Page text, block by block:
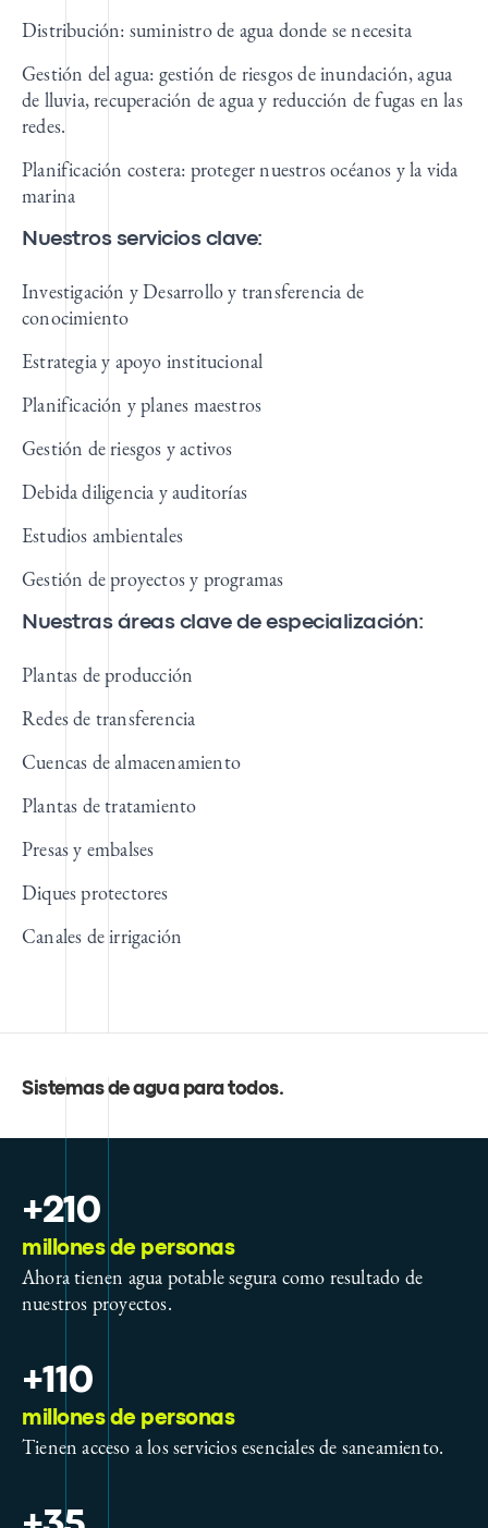
Distribución: suministro de agua donde se necesita
Gestión del agua: gestión de riesgos de inundación, agua
de lluvia, recuperación de agua y reducción de fugas en las
redes.
Planificación costera: proteger nuestros océanos y la vida
marina
Nuestros servicios clave:
Investigación y Desarrollo y transferencia de
conocimiento
Estrategia y apoyo institucional
Planificación y planes maestros
Gestión de riesgos y activos
Debida diligencia y auditorías
Estudios ambientales
Gestión de proyectos y programas
Nuestras áreas clave de especialización:
Plantas de producción
Redes de transferencia
Cuencas de almacenamiento
Plantas de tratamiento
Presas y embalses
Diques protectores
Canales de irrigación
Sistemas de agua para todos.
+210
millones de personas
Ahora tienen agua potable segura como resultado de
nuestros proyectos.
+110
millones de personas
Tienen acceso a los servicios esenciales de saneamiento.